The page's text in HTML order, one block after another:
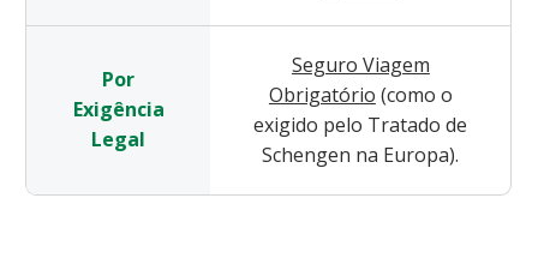
Por
Exigência
Legal
Seguro Viagem
Obrigatório (como o
exigido pelo Tratado de
Schengen na Europa).